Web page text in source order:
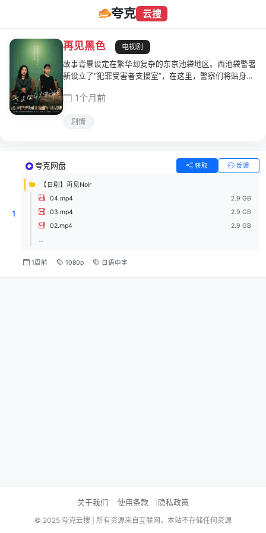
夸克 云搜
再见黑色
电视剧
故事背景设定在繁华却复杂的东京池袋地区。西池袋警署
新设立了“犯罪受害者支援室”，在这里，警察们将贴身陪
生活。黑木夏海(小池荣子 饰)是一个能够平等且设身处地
为派遣支援员加入，她虽有专业知识却不擅长与人沟通。
1个月前
剧情
1
夸克网盘 获取 反馈
【日剧】再见Noir
04.mp4
2.9 GB
03.mp4
2.9 GB
02.mp4
2.9 GB
...
1周前 1080p 日语中字
关于我们 使用条款 隐私政策
© 2025 夸克云搜 | 所有资源来自互联网，本站不存储任何资源